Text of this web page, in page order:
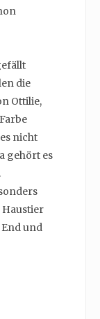
die
Ottilie,
nicht
gehört es
Haustier
und